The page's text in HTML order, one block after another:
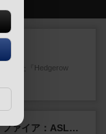
版した『Hedgerow
ストリート・オブ・ファイア：ASLデラックスモジュール1